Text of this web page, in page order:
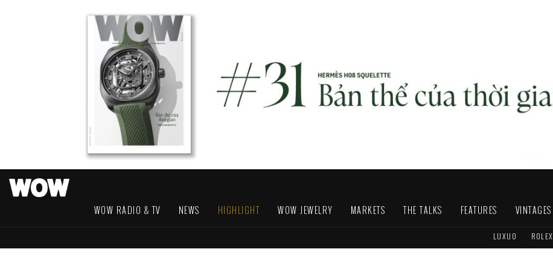
WOW RADIO & TV NEWS HIGHLIGHT WOW JEWELRY MARKETS THE TALKS FEATURES VINTAGES
LUXUO ROLEX